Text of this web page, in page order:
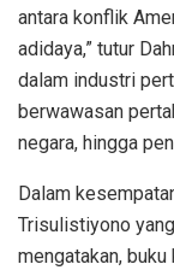
antara konflik
adidaya,” tutur
dalam industri
berwawasan
negara, hingga
Dalam
Trisulistiyono
mengatakan,